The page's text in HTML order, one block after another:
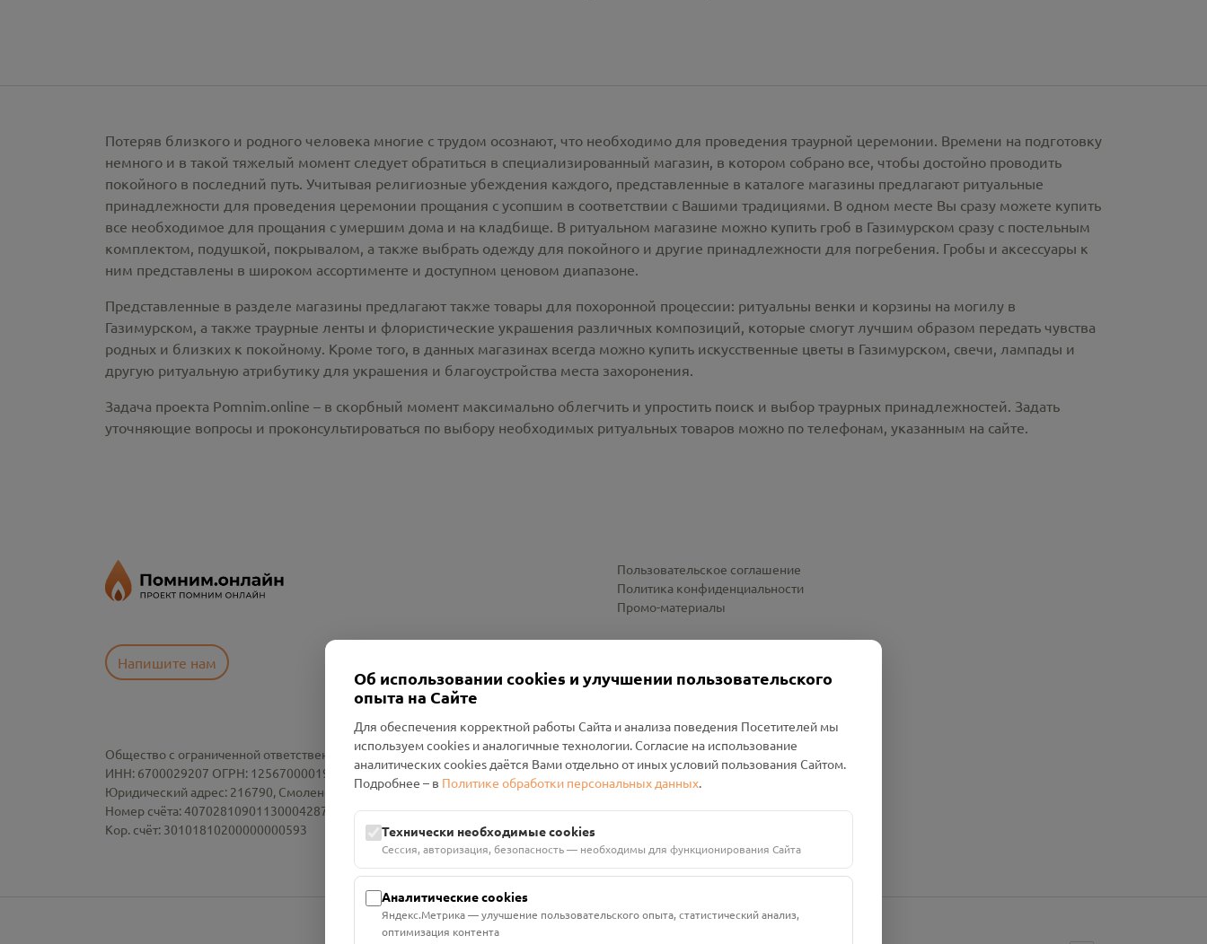
Потеряв близкого и родного человека многие с трудом осознают, что необходимо для проведения траурной церемонии. Времени на подготовку
немного и в такой тяжелый момент следует обратиться в специализированный магазин, в котором собрано все, чтобы достойно проводить
покойного в последний путь. Учитывая религиозные убеждения каждого, представленные в каталоге магазины предлагают ритуальные
принадлежности для проведения церемонии прощания с усопшим в соответствии с Вашими традициями. В одном месте Вы сразу можете купить
все необходимое для прощания с умершим дома и на кладбище. В ритуальном магазине можно купить гроб в Газимурском сразу с постельным
комплектом, подушкой, покрывалом, а также выбрать одежду для покойного и другие принадлежности для погребения. Гробы и аксессуары к
ним представлены в широком ассортименте и доступном ценовом диапазоне.
Представленные в разделе магазины предлагают также товары для похоронной процессии: ритуальны венки и корзины на могилу в
Газимурском, а также траурные ленты и флористические украшения различных композиций, которые смогут лучшим образом передать чувства
родных и близких к покойному. Кроме того, в данных магазинах всегда можно купить искусственные цветы в Газимурском, свечи, лампады и
другую ритуальную атрибутику для украшения и благоустройства места захоронения.
Задача проекта Pomnim.online – в скорбный момент максимально облегчить и упростить поиск и выбор траурных принадлежностей. Задать
уточняющие вопросы и проконсультироваться по выбору необходимых ритуальных товаров можно по телефонам, указанным на сайте.
Напишите нам
Пользовательское соглашение
Политика конфиденциальности
Промо-материалы
Общество с ограниченной ответственностью «Смоленский Проект Помним»
ИНН: 6700029207 ОГРН: 1256700001986
Юридический адрес: 216790, Смоленская область, р-н Руднянский, г. Рудня, улица Западная, д. 26А, пом. 18
Номер счёта: 40702810901130004287 в АО "АЛЬФА-БАНК"
Кор. счёт: 30101810200000000593
Об использовании cookies и улучшении пользовательского
опыта на Сайте
Для обеспечения корректной работы Сайта и анализа поведения Посетителей мы
используем cookies и аналогичные технологии. Согласие на использование
аналитических cookies даётся Вами отдельно от иных условий пользования Сайтом.
Подробнее – в Политике обработки персональных данных.
Технически необходимые cookies
Сессия, авторизация, безопасность — необходимы для функционирования Сайта
Аналитические cookies
Яндекс.Метрика — улучшение пользовательского опыта, статистический анализ,
оптимизация контента